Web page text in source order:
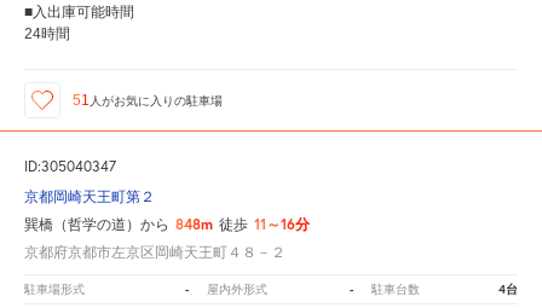
■入出庫可能時間
24時間
51 人がお気に入りの駐車場
ID:305040347
京都岡崎天王町第２
巽橋（哲学の道）から 848m 徒歩 11～16分
京都府京都市左京区岡崎天王町４８－２
駐車場形式 - 屋内外形式 - 駐車台数 4台